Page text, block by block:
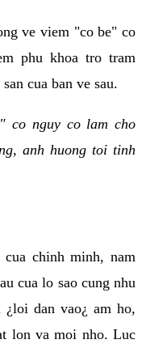
ve viem "co be" co
phu khoa tro tram
cua ban ve sau.
co nguy co lam cho
anh huong toi tinh
chinh minh, nam
cua lo sao cung nhu
dan vao¿ am ho,
lon va moi nho. Luc